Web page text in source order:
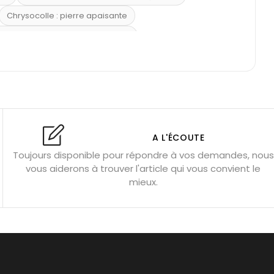
Chrysocolle : pierre apaisante
Fluorite : pierre la plus colorée
Bracelets de perles pour homme
gemme ? Signification des pierres de naissance
A L'ÉCOUTE
Toujours disponible pour répondre à vos demandes, nous
vous aiderons à trouver l'article qui vous convient le
mieux.